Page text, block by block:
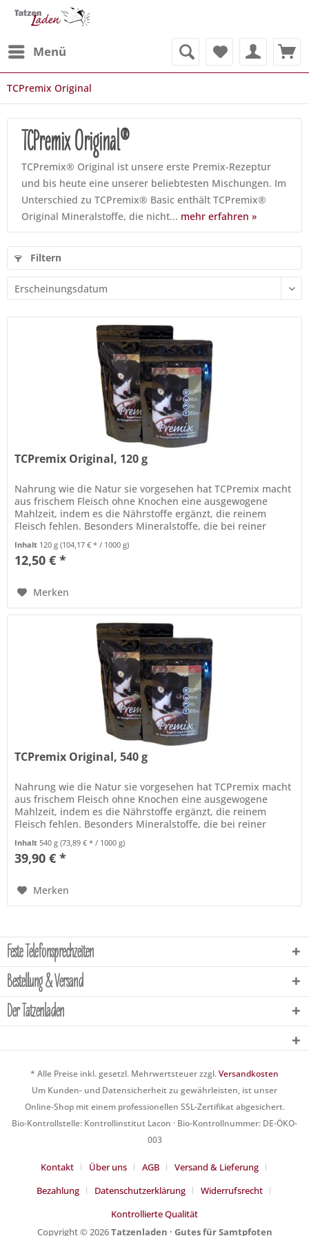
Menü
TCPremix Original
TCPremix Original®
TCPremix® Original ist unsere erste Premix-Rezeptur
und bis heute eine unserer beliebtesten Mischungen. Im
Unterschied zu TCPremix® Basic enthält TCPremix®
Original Mineralstoffe, die nicht... mehr erfahren »
Filtern
TCPremix Original, 120 g
Nahrung wie die Natur sie vorgesehen hat TCPremix macht
aus frischem Fleisch ohne Knochen eine ausgewogene
Mahlzeit, indem es die Nährstoffe ergänzt, die reinem
Fleisch fehlen. Besonders Mineralstoffe, die bei reiner
Inhalt 120 g(104,17 € * / 1000 g)
12,50 € *
Merken
TCPremix Original, 540 g
Nahrung wie die Natur sie vorgesehen hat TCPremix macht
aus frischem Fleisch ohne Knochen eine ausgewogene
Mahlzeit, indem es die Nährstoffe ergänzt, die reinem
Fleisch fehlen. Besonders Mineralstoffe, die bei reiner
Inhalt 540 g(73,89 € * / 1000 g)
39,90 € *
Merken
Feste Telefonsprechzeiten
Bestellung & Versand
Der Tatzenladen
* Alle Preise inkl. gesetzl. Mehrwertsteuer zzgl.Versandkosten
Um Kunden- und Datensicherheit zu gewährleisten, ist unser
Online-Shop mit einem professionellen SSL-Zertifikat abgesichert.
Bio-Kontrollstelle: Kontrollinstitut Lacon · Bio-Kontrollnummer: DE-ÖKO-
003
Kontakt Über uns AGB
Versand & Lieferung
Bezahlung
Datenschutzerklärung
Widerrufsrecht
Kontrollierte Qualität
Copyright © 2026Tatzenladen · Gutes für Samtpfoten